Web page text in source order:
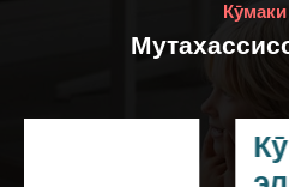
Кӯмак тариқи